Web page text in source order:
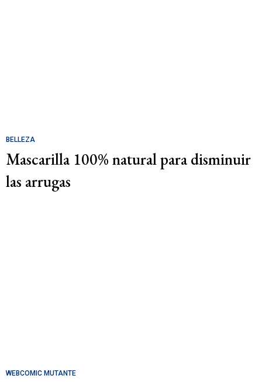
BELLEZA
Mascarilla 100% natural para disminuir
las arrugas
WEBCOMIC MUTANTE